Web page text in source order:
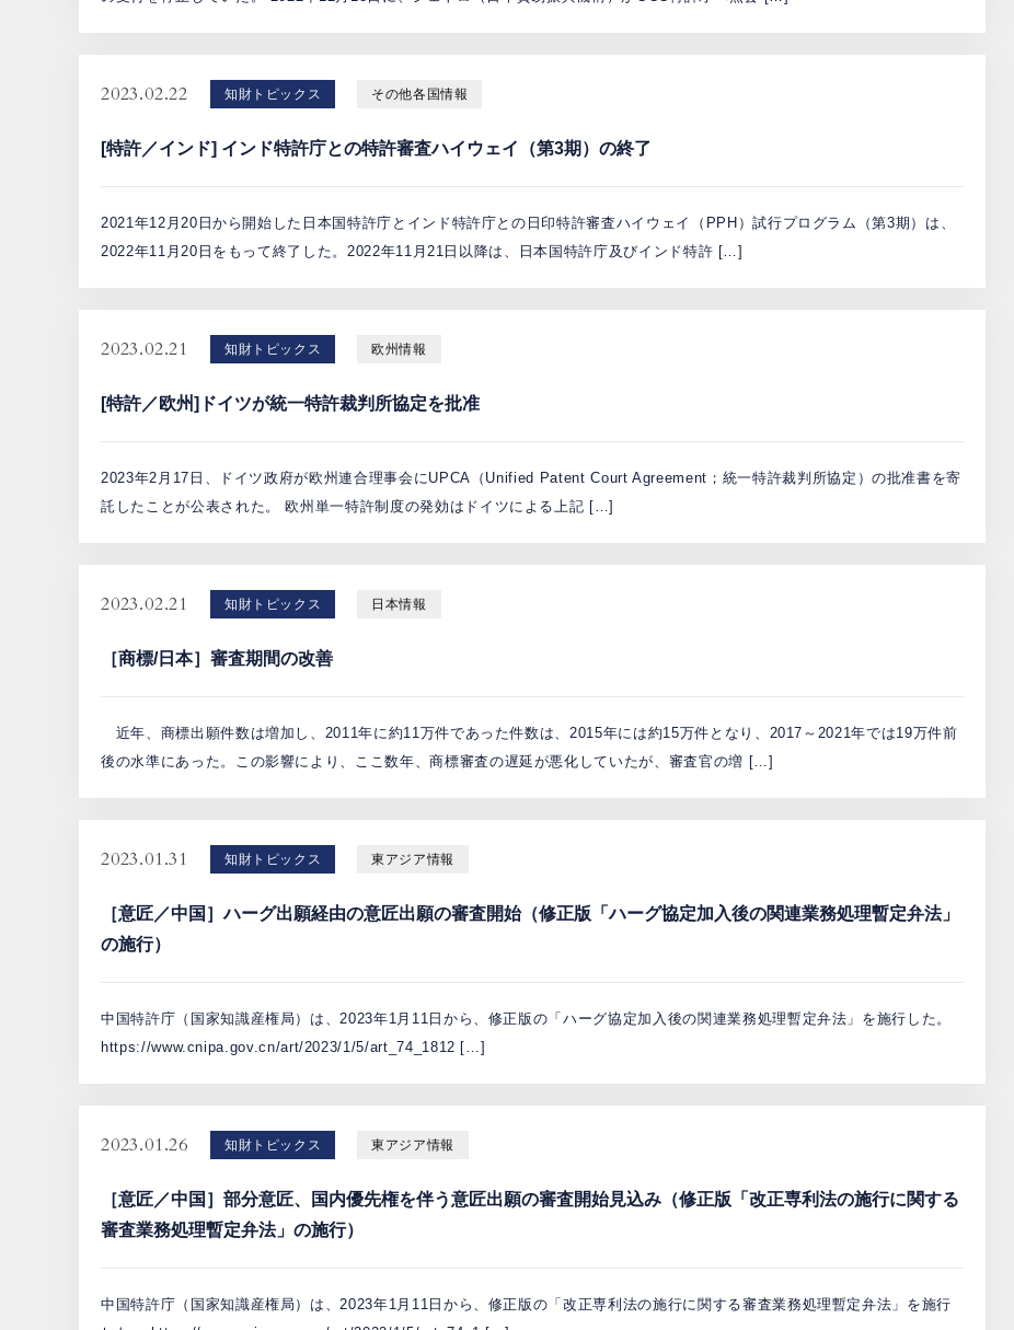
2023.02.22 知財トピックス その他各国情報
[特許／インド] インド特許庁との特許審査ハイウェイ（第3期）の終了
2021年12月20日から開始した日本国特許庁とインド特許庁との日印特許審査ハイウェイ（PPH）試行プログラム（第3期）は、
2022年11月20日をもって終了した。2022年11月21日以降は、日本国特許庁及びインド特許 […]
2023.02.21 知財トピックス 欧州情報
[特許／欧州]ドイツが統一特許裁判所協定を批准
2023年2月17日、ドイツ政府が欧州連合理事会にUPCA（Unified Patent Court Agreement；統一特許裁判所協定）の批准書を寄
託したことが公表された。 欧州単一特許制度の発効はドイツによる上記 […]
2023.02.21 知財トピックス 日本情報
［商標/日本］審査期間の改善
近年、商標出願件数は増加し、2011年に約11万件であった件数は、2015年には約15万件となり、2017～2021年では19万件前
後の水準にあった。この影響により、ここ数年、商標審査の遅延が悪化していたが、審査官の増 […]
2023.01.31 知財トピックス 東アジア情報
［意匠／中国］ハーグ出願経由の意匠出願の審査開始（修正版「ハーグ協定加入後の関連業務処理暫定弁法」
の施行）
中国特許庁（国家知識産権局）は、2023年1月11日から、修正版の「ハーグ協定加入後の関連業務処理暫定弁法」を施行した。
https://www.cnipa.gov.cn/art/2023/1/5/art_74_1812 […]
2023.01.26 知財トピックス 東アジア情報
［意匠／中国］部分意匠、国内優先権を伴う意匠出願の審査開始見込み（修正版「改正専利法の施行に関する
審査業務処理暫定弁法」の施行）
中国特許庁（国家知識産権局）は、2023年1月11日から、修正版の「改正専利法の施行に関する審査業務処理暫定弁法」を施行